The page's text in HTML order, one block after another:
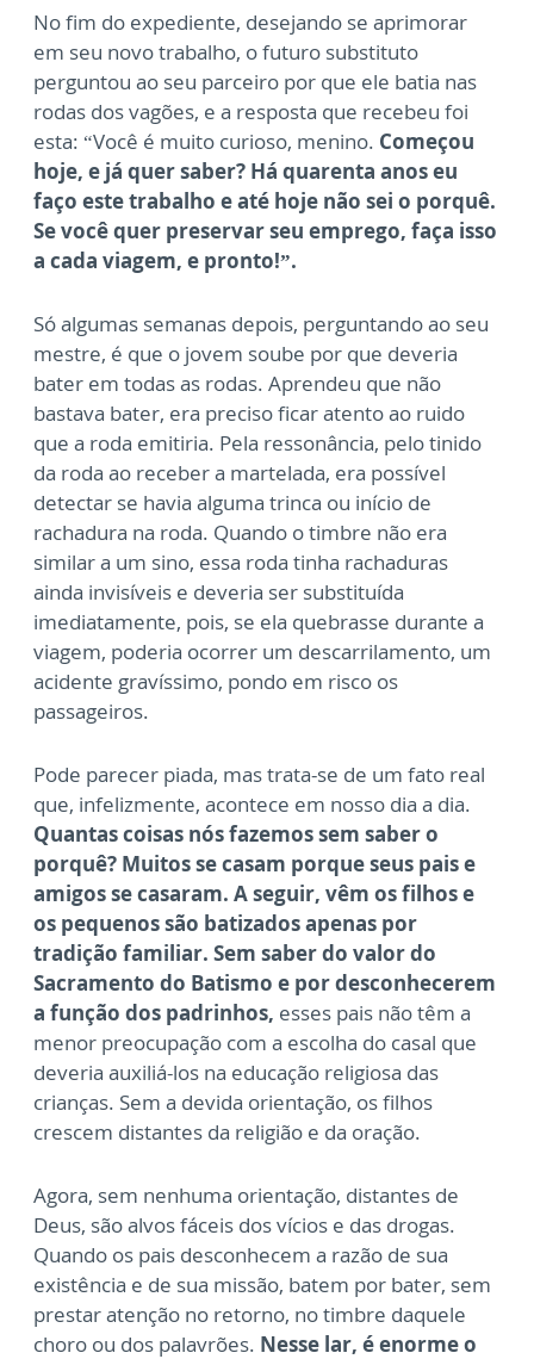
No fim do expediente, desejando se aprimorar
em seu novo trabalho, o futuro substituto
perguntou ao seu parceiro por que ele batia nas
rodas dos vagões, e a resposta que recebeu foi
esta: “Você é muito curioso, menino. Começou
hoje, e já quer saber? Há quarenta anos eu
faço este trabalho e até hoje não sei o porquê.
Se você quer preservar seu emprego, faça isso
a cada viagem, e pronto!”.
Só algumas semanas depois, perguntando ao seu
mestre, é que o jovem soube por que deveria
bater em todas as rodas. Aprendeu que não
bastava bater, era preciso ficar atento ao ruido
que a roda emitiria. Pela ressonância, pelo tinido
da roda ao receber a martelada, era possível
detectar se havia alguma trinca ou início de
rachadura na roda. Quando o timbre não era
similar a um sino, essa roda tinha rachaduras
ainda invisíveis e deveria ser substituída
imediatamente, pois, se ela quebrasse durante a
viagem, poderia ocorrer um descarrilamento, um
acidente gravíssimo, pondo em risco os
passageiros.
Pode parecer piada, mas trata-se de um fato real
que, infelizmente, acontece em nosso dia a dia.
Quantas coisas nós fazemos sem saber o
porquê? Muitos se casam porque seus pais e
amigos se casaram. A seguir, vêm os filhos e
os pequenos são batizados apenas por
tradição familiar. Sem saber do valor do
Sacramento do Batismo e por desconhecerem
a função dos padrinhos, esses pais não têm a
menor preocupação com a escolha do casal que
deveria auxiliá-los na educação religiosa das
crianças. Sem a devida orientação, os filhos
crescem distantes da religião e da oração.
Agora, sem nenhuma orientação, distantes de
Deus, são alvos fáceis dos vícios e das drogas.
Quando os pais desconhecem a razão de sua
existência e de sua missão, batem por bater, sem
prestar atenção no retorno, no timbre daquele
choro ou dos palavrões. Nesse lar, é enorme o